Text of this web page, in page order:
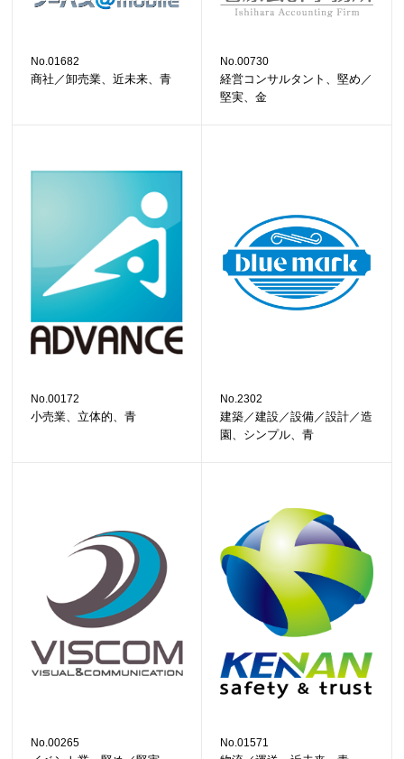
No.01682
商社／卸売業、近未来、青
No.00730
経営コンサルタント、堅め／
堅実、金
No.00172
小売業、立体的、青
No.2302
建築／建設／設備／設計／造
園、シンプル、青
No.00265 No.01571